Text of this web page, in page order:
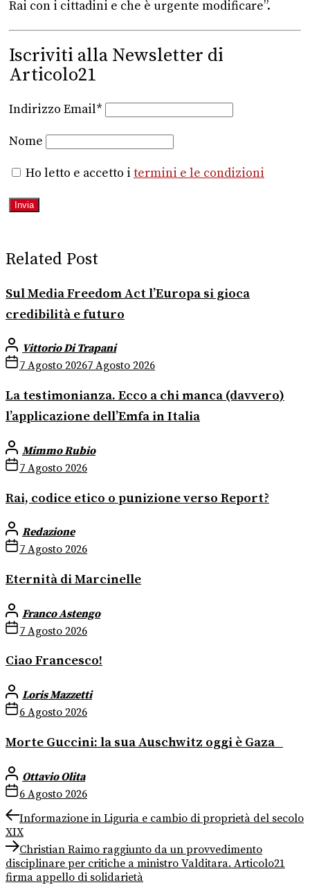
Rai con i cittadini e che è urgente modificare”.
Iscriviti alla Newsletter di
Articolo21
Indirizzo Email*
Nome
Ho letto e accetto i termini e le condizioni
Related Post
Sul Media Freedom Act l’Europa si gioca
credibilità e futuro
Vittorio Di Trapani
7 Agosto 20267 Agosto 2026
La testimonianza. Ecco a chi manca (davvero)
l’applicazione dell’Emfa in Italia
Mimmo Rubio
7 Agosto 2026
Rai, codice etico o punizione verso Report?
Redazione
7 Agosto 2026
Eternità di Marcinelle
Franco Astengo
7 Agosto 2026
Ciao Francesco!
Loris Mazzetti
6 Agosto 2026
Morte Guccini: la sua Auschwitz oggi è Gaza
Ottavio Olita
6 Agosto 2026
Navigazione
articoli
Previous
post:
Informazione in Liguria e cambio di proprietà del secolo
XIX
Next
post:
Christian Raimo raggiunto da un provvedimento
disciplinare per critiche a ministro Valditara. Articolo21
firma appello di solidarietà